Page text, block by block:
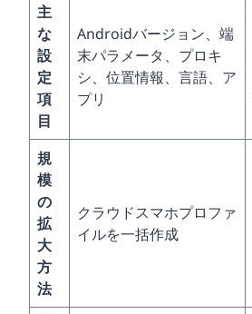
主
な
設
定
項
目
Androidバージョン、端
末パラメータ、プロキ
シ、位置情報、言語、ア
プリ
規
模
の
拡
大
方
法
クラウドスマホプロファ
イルを一括作成